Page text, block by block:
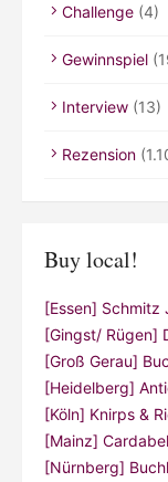
Challenge (4)
Gewinnspiel
Interview (13)
Rezension
Buy local!
[Essen] Schmitz
[Gingst/ Rügen]
[Groß Gerau]
[Heidelberg]
[Köln] Knirps &
[Mainz]
[Nürnberg]